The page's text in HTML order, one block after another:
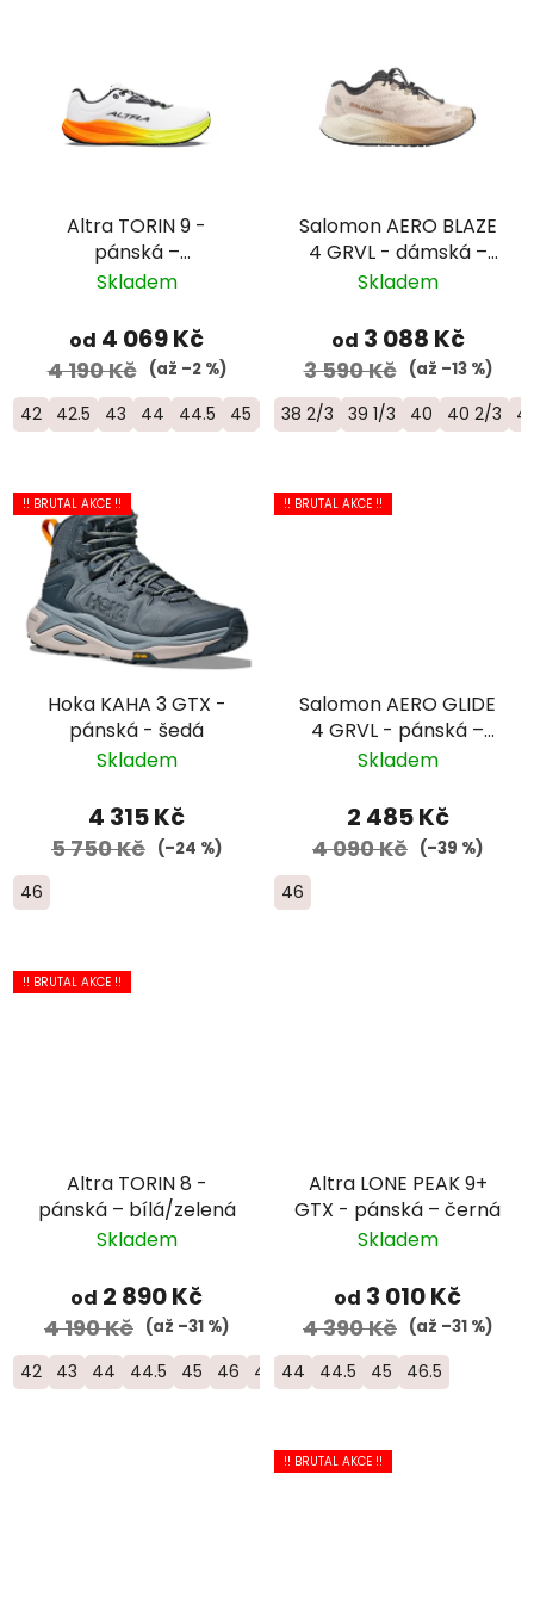
Altra TORIN 9 -
pánská –
bílá/oranžová/žlutá
Skladem
od 4 069 Kč
4 190 Kč (až –2 %)
42 42.5 43 44 44.5 45 46 46.5 47
Salomon AERO BLAZE
4 GRVL - dámská –
béžová
Skladem
od 3 088 Kč
3 590 Kč (až –13 %)
38 2/3 39 1/3 40 40 2/3
!! BRUTAL AKCE !!
Hoka KAHA 3 GTX -
pánská - šedá
Skladem
4 315 Kč
5 750 Kč (–24 %)
46
!! BRUTAL AKCE !!
Salomon AERO GLIDE
4 GRVL - pánská –
hnědá/bílá
Skladem
2 485 Kč
4 090 Kč (–39 %)
46
!! BRUTAL AKCE !!
Altra TORIN 8 -
pánská – bílá/zelená
Skladem
od 2 890 Kč
4 190 Kč (až –31 %)
42 43 44 44.5 45 46 46.5
Altra LONE PEAK 9+
GTX - pánská – černá
Skladem
od 3 010 Kč
4 390 Kč (až –31 %)
44 44.5 45 46.5
!! BRUTAL AKCE !!